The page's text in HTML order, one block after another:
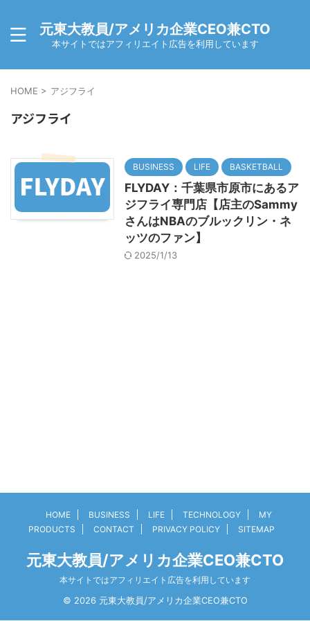
元東大教員/アメリカ企業CEO兼CTO
本サイトではアフィリエイト広告を利用しています
HOME > アジフライ
アジフライ
BUSINESS LIFE BASKETBALL
FLYDAY：千葉県市原市にあるア
ジフライ専門店【店主のSammy
さんはNBAのブルックリン・ネ
ッツのファン】
2025/1/13
HOME BUSINESS LIFE TECHNOLOGY
MY
PRODUCTS
CONTACT PRIVACY POLICY SITEMAP
元東大教員/アメリカ企業CEO兼CTO
本サイトではアフィリエイト広告を利用しています
© 2026 元東大教員/アメリカ企業CEO兼CTO